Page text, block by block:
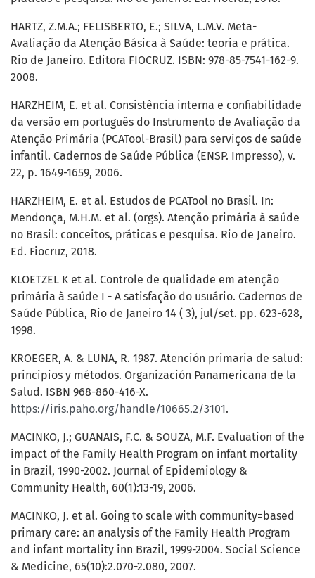
HARTZ, Z.M.A.; FELISBERTO, E.; SILVA, L.M.V. Meta-
Avaliação da Atenção Básica à Saúde: teoria e prática.
Rio de Janeiro. Editora FIOCRUZ. ISBN: 978-85-7541-162-9.
2008.
HARZHEIM, E. et al. Consistência interna e confiabilidade
da versão em português do Instrumento de Avaliação da
Atenção Primária (PCATool-Brasil) para serviços de saúde
infantil. Cadernos de Saúde Pública (ENSP. Impresso), v.
22, p. 1649-1659, 2006.
HARZHEIM, E. et al. Estudos de PCATool no Brasil. In:
Mendonça, M.H.M. et al. (orgs). Atenção primária à saúde
no Brasil: conceitos, práticas e pesquisa. Rio de Janeiro.
Ed. Fiocruz, 2018.
KLOETZEL K et al. Controle de qualidade em atenção
primária à saúde I - A satisfação do usuário. Cadernos de
Saúde Pública, Rio de Janeiro 14 ( 3), jul/set. pp. 623-628,
1998.
KROEGER, A. & LUNA, R. 1987. Atención primaria de salud:
principios y métodos. Organización Panamericana de la
Salud. ISBN 968-860-416-X.
https://iris.paho.org/handle/10665.2/3101.
MACINKO, J.; GUANAIS, F.C. & SOUZA, M.F. Evaluation of the
impact of the Family Health Program on infant mortality
in Brazil, 1990-2002. Journal of Epidemiology &
Community Health, 60(1):13-19, 2006.
MACINKO, J. et al. Going to scale with community=based
primary care: an analysis of the Family Health Program
and infant mortality inn Brazil, 1999-2004. Social Science
& Medicine, 65(10):2.070-2.080, 2007.